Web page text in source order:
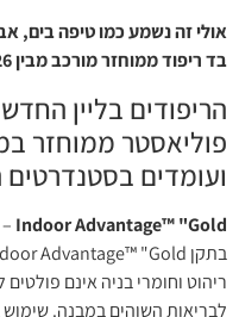
אולי זה נשמע כמו טיפה בים,
בד ריפוד ממוחזר מורכב מבין 23-26 פסולת בקבוקי פלסטיק.
פוליאסטר ממוחזר
ועומדים
Indoor Advantage™ "Gold
ריהוט וחומרי בניה אינם
לבריאות השוהים במבנה.